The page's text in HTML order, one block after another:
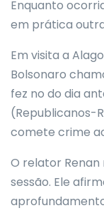
Enquanto
em prática
Em visita a
Bolsonaro
fez no do dia
(Republicanos-
comete crime
O relator
sessão. Ele